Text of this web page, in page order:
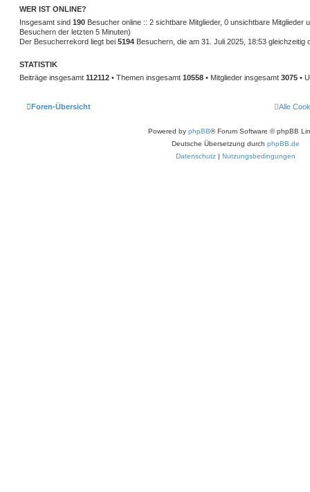
WER IST ONLINE?
Insgesamt sind 190 Besucher online :: 2 sichtbare Mitglieder, 0 unsichtbare Mitglieder
Besuchern der letzten 5 Minuten)
Der Besucherrekord liegt bei 5194 Besuchern, die am 31. Juli 2025, 18:53 gleichzeitig
STATISTIK
Beiträge insgesamt 112112 • Themen insgesamt 10558 • Mitglieder insgesamt 3075 •
Foren-Übersicht Alle
Powered by phpBB® Forum Software © phpBB
Deutsche Übersetzung durch phpBB.de
Datenschutz | Nutzungsbedingungen